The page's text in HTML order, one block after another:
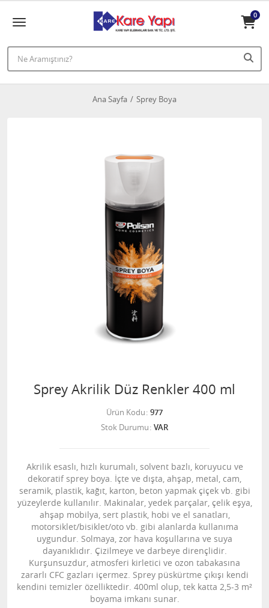
0
Ana Sayfa Sprey Boya
Sprey Akrilik Düz Renkler 400 ml
Ürün Kodu 977
Stok Durumu VAR
Akrilik esaslı, hızlı kurumalı, solvent bazlı, koruyucu ve
dekoratif sprey boya. İçte ve dışta, ahşap, metal, cam,
seramik, plastik, kağıt, karton, beton yapmak çiçek vb. gibi
yüzeylerde kullanılır. Makinalar, yedek parçalar, çelik eşya,
ahşap mobilya, sert plastik, hobi ve el sanatları,
motorsiklet/bisiklet/oto vb. gibi alanlarda kullanıma
uygundur. Solmaya, zor hava koşullarına ve suya
dayanıklıdır. Çizilmeye ve darbeye dirençlidir.
Kurşunsuzdur, atmosferi kirletici ve ozon tabakasına
zararlı CFC gazları içermez. Sprey püskürtme çıkışı kendi
kendini temizler özelliktedir. 400ml olup, tek katta 2,5-3 m²
boyama imkanı sunar.